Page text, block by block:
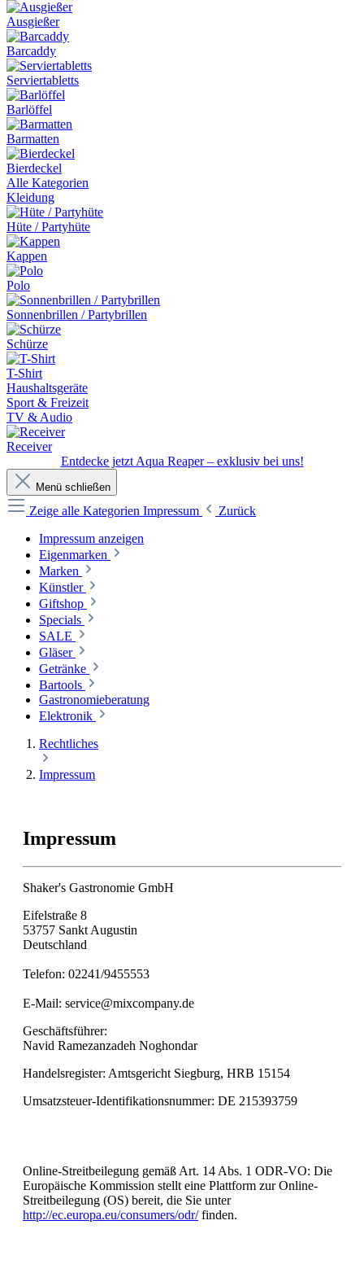
Ausgießer
Barcaddy
Serviertabletts
Barlöffel
Barmatten
Bierdeckel
Alle Kategorien
Kleidung
Hüte / Partyhüte
Kappen
Polo
Sonnenbrillen / Partybrillen
Schürze
T-Shirt
Haushaltsgeräte
Sport & Freizeit
TV & Audio
Receiver
Entdecke jetzt Aqua Reaper – exklusiv bei uns!
Menü schließen
Zeige alle Kategorien Impressum
Zurück
Impressum anzeigen
Eigenmarken
Marken
Künstler
Giftshop
Specials
SALE
Gläser
Getränke
Bartools
Gastronomieberatung
Elektronik
Rechtliches
Impressum
Impressum
Shaker's Gastronomie GmbH
Eifelstraße 8
53757 Sankt Augustin
Deutschland
Telefon: 02241/9455553
E-Mail: service@mixcompany.de
Geschäftsführer:
Navid Ramezanzadeh Noghondar
Handelsregister: Amtsgericht Siegburg, HRB 15154
Umsatzsteuer-Identifikationsnummer: DE 215393759
Online-Streitbeilegung gemäß Art. 14 Abs. 1 ODR-VO: Die
Europäische Kommission stellt eine Plattform zur Online-
Streitbeilegung (OS) bereit, die Sie unter
http://ec.europa.eu/consumers/odr/finden.